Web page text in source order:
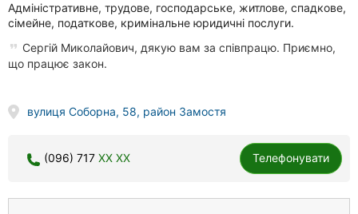
Адміністративне, трудове, господарське, житлове, спадкове,
сімейне, податкове, кримінальне юридичні послуги.
Сергій Миколайович, дякую вам за співпрацю. Приємно,
що працює закон.
вулиця Соборна, 58, район Замостя
(096) 717 XX XX Телефонувати